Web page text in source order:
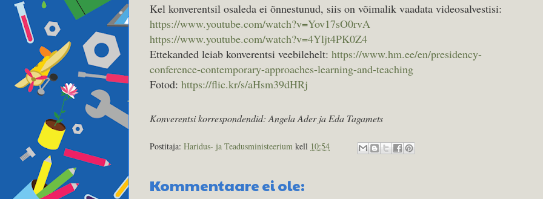
Kel konverentsil osaleda ei õnnestunud, siis on võimalik vaadata videosalvestisi:
https://www.youtube.com/watch?v=Yov17sO0rvA
https://www.youtube.com/watch?v=4Yljt4PK0Z4
Ettekanded leiab konverentsi veebilehelt: https://www.hm.ee/en/presidency-
conference-contemporary-approaches-learning-and-teaching
Fotod: https://flic.kr/s/aHsm39dHRj
Konverentsi korrespondendid: Angela Ader ja Eda Tagamets
Postitaja: Haridus- ja Teadusministeerium kell 10:54
Kommentaare ei ole: